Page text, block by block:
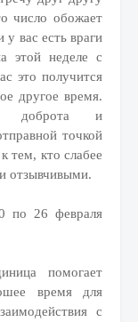
число обожает
вас есть враги
этой неделе с
это получится
другое время.
доброта и
точкой
тем, кто слабее
отзывчивыми.
по 26 февраля
помогает
время для
с